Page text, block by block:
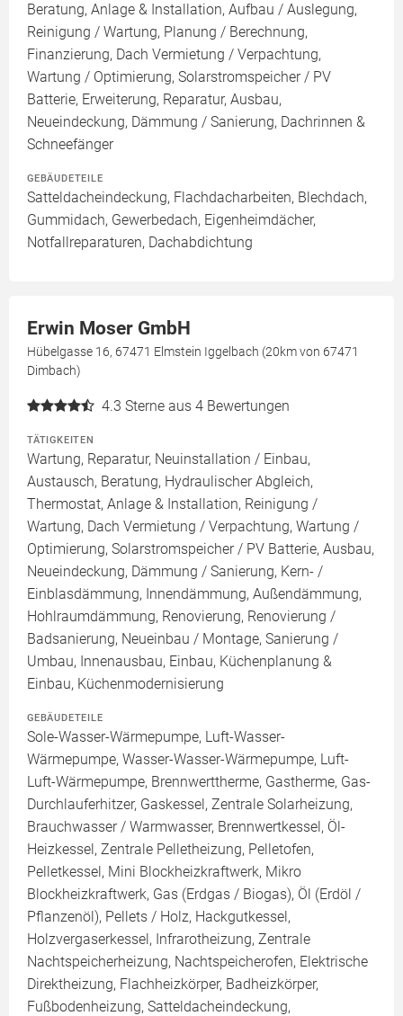
Beratung, Anlage & Installation, Aufbau / Auslegung,
Reinigung / Wartung, Planung / Berechnung,
Finanzierung, Dach Vermietung / Verpachtung,
Wartung / Optimierung, Solarstromspeicher / PV
Batterie, Erweiterung, Reparatur, Ausbau,
Neueindeckung, Dämmung / Sanierung, Dachrinnen &
Schneefänger
GEBÄUDETEILE
Satteldacheindeckung, Flachdacharbeiten, Blechdach,
Gummidach, Gewerbedach, Eigenheimdächer,
Notfallreparaturen, Dachabdichtung
Erwin Moser GmbH
Hübelgasse 16, 67471 Elmstein Iggelbach (20km von 67471
Dimbach)
4.3 Sterne aus 4 Bewertungen
TÄTIGKEITEN
Wartung, Reparatur, Neuinstallation / Einbau,
Austausch, Beratung, Hydraulischer Abgleich,
Thermostat, Anlage & Installation, Reinigung /
Wartung, Dach Vermietung / Verpachtung, Wartung /
Optimierung, Solarstromspeicher / PV Batterie, Ausbau,
Neueindeckung, Dämmung / Sanierung, Kern- /
Einblasdämmung, Innendämmung, Außendämmung,
Hohlraumdämmung, Renovierung, Renovierung /
Badsanierung, Neueinbau / Montage, Sanierung /
Umbau, Innenausbau, Einbau, Küchenplanung &
Einbau, Küchenmodernisierung
GEBÄUDETEILE
Sole-Wasser-Wärmepumpe, Luft-Wasser-
Wärmepumpe, Wasser-Wasser-Wärmepumpe, Luft-
Luft-Wärmepumpe, Brennwerttherme, Gastherme, Gas-
Durchlauferhitzer, Gaskessel, Zentrale Solarheizung,
Brauchwasser / Warmwasser, Brennwertkessel, Öl-
Heizkessel, Zentrale Pelletheizung, Pelletofen,
Pelletkessel, Mini Blockheizkraftwerk, Mikro
Blockheizkraftwerk, Gas (Erdgas / Biogas), Öl (Erdöl /
Pflanzenöl), Pellets / Holz, Hackgutkessel,
Holzvergaserkessel, Infrarotheizung, Zentrale
Nachtspeicherheizung, Nachtspeicherofen, Elektrische
Direktheizung, Flachheizkörper, Badheizkörper,
Fußbodenheizung, Satteldacheindeckung,